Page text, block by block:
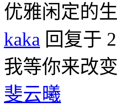
优雅闲定的生
kaka 回复于
我等你来改
斐云曦